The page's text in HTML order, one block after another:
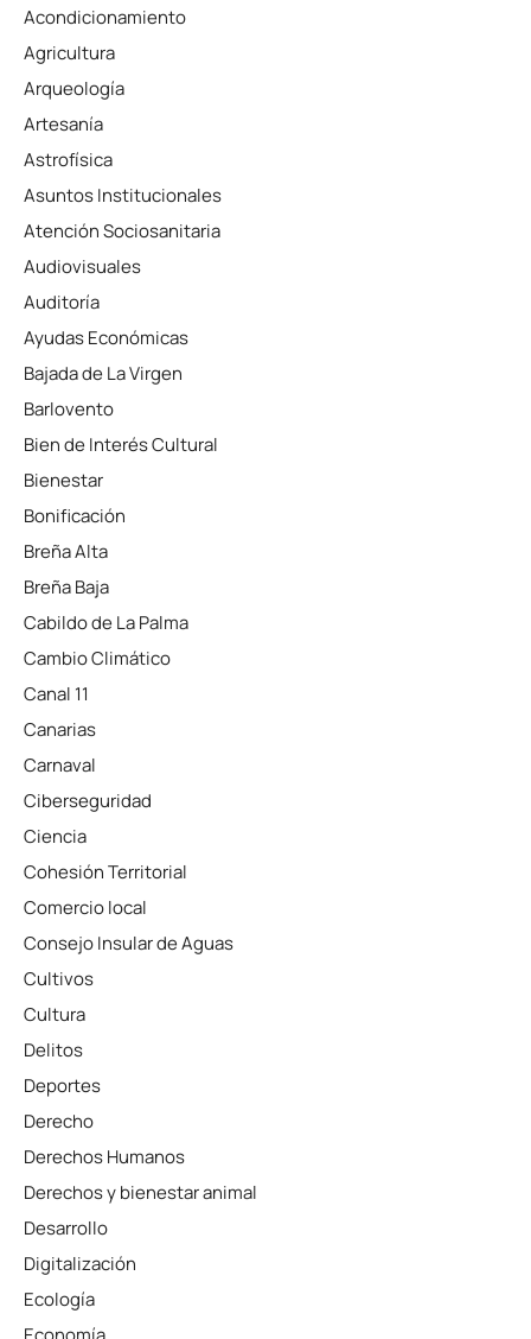
Acondicionamiento
Agricultura
Arqueología
Artesanía
Astrofísica
Asuntos Institucionales
Atención Sociosanitaria
Audiovisuales
Auditoría
Ayudas Económicas
Bajada de La Virgen
Barlovento
Bien de Interés Cultural
Bienestar
Bonificación
Breña Alta
Breña Baja
Cabildo de La Palma
Cambio Climático
Canal 11
Canarias
Carnaval
Ciberseguridad
Ciencia
Cohesión Territorial
Comercio local
Consejo Insular de Aguas
Cultivos
Cultura
Delitos
Deportes
Derecho
Derechos Humanos
Derechos y bienestar animal
Desarrollo
Digitalización
Ecología